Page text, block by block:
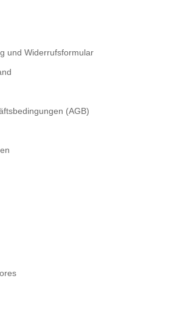
und Widerrufsformular
(AGB)